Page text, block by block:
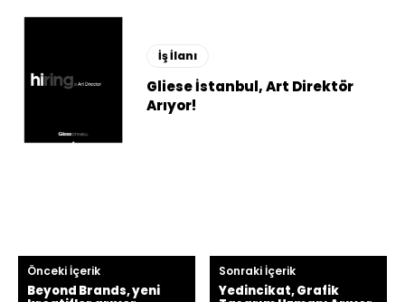
İş İlanı
Gliese İstanbul, Art Direktör
Arıyor!
Önceki İçerik
Beyond Brands, yeni
Sonraki İçerik
Yedincikat, Grafik